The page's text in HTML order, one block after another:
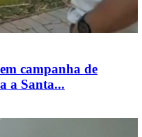
campanha de
a Santa...